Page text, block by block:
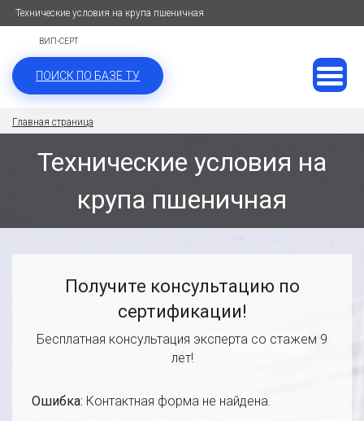
Технические условия на крупа пшеничная
ВИП-СЕРТ
ПОИСК ПО БАЗЕ ТУ
Главная страница
Технические условия на
крупа пшеничная
Получите консультацию по
сертификации!
Бесплатная консультация эксперта со стажем 9
лет!
Ошибка: Контактная форма не найдена.